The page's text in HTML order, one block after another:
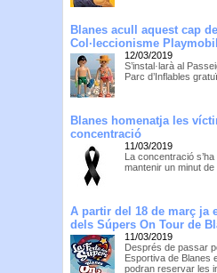
Blanes acull aquest cap
Col·leccionisme Playmobil
12/03/2019
S’instal·larà al
Parc d’Inflables
Blanes homenatja les
concentració
11/03/2019
La concentració
mantenir un minut
A partir del 18 de març ja
dels Súpers On Tour de
11/03/2019
Després de passar
Esportiva de Blanes
podran reservar les